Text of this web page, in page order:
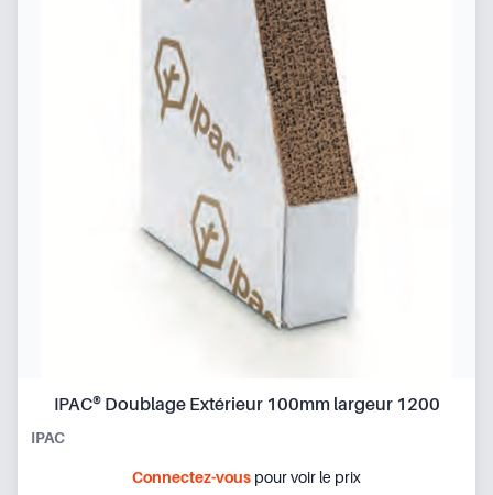
IPAC® Doublage Extérieur 100mm largeur 1200
IPAC
Connectez-vous pour voir le prix